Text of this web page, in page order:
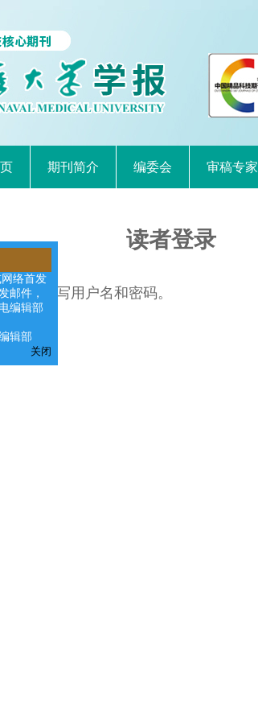
期刊简介 编委会 审稿专家
读者登录
框中填写用户名和密码。
络首发
邮件，
编辑部
部
关闭